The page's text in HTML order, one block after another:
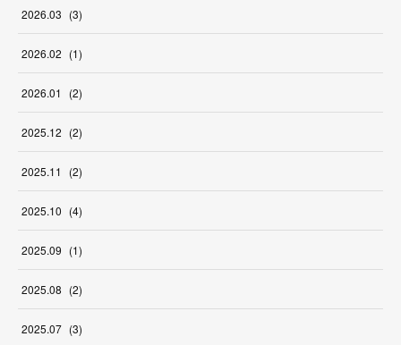
2026.03 (3)
2026.02 (1)
2026.01 (2)
2025.12 (2)
2025.11 (2)
2025.10 (4)
2025.09 (1)
2025.08 (2)
2025.07 (3)